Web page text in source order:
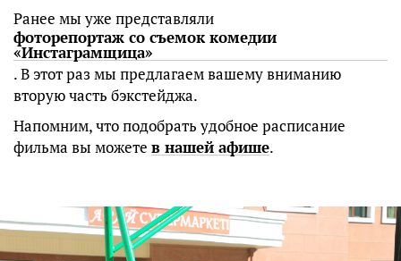
Ранее мы уже представляли
фоторепортаж со съемок комедии
«Инстаграмщица»
. В этот раз мы предлагаем вашему вниманию
вторую часть бэкстейджа.
Напомним, что подобрать удобное расписание
фильма вы можете в нашей афише.